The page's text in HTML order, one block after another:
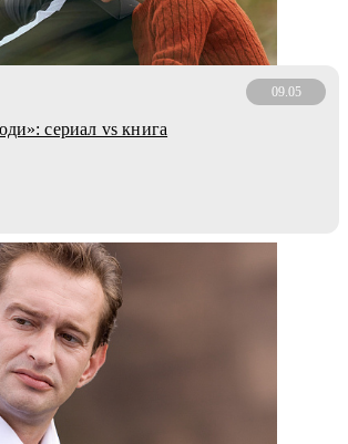
09.05
сериал vs книга